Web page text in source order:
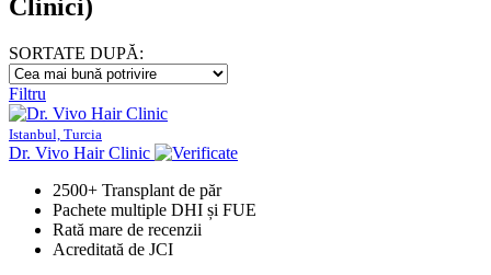
Clinici)
SORTATE DUPĂ:
Filtru
Istanbul, Turcia
Dr. Vivo Hair Clinic
2500+ Transplant de păr
Pachete multiple DHI și FUE
Rată mare de recenzii
Acreditată de JCI